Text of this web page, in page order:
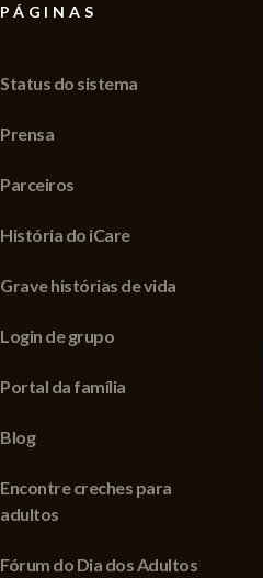
PÁGINAS
Status do sistema
Prensa
Parceiros
História do iCare
Grave histórias de vida
Login de grupo
Portal da família
Blog
Encontre creches para
adultos
Fórum do Dia dos Adultos